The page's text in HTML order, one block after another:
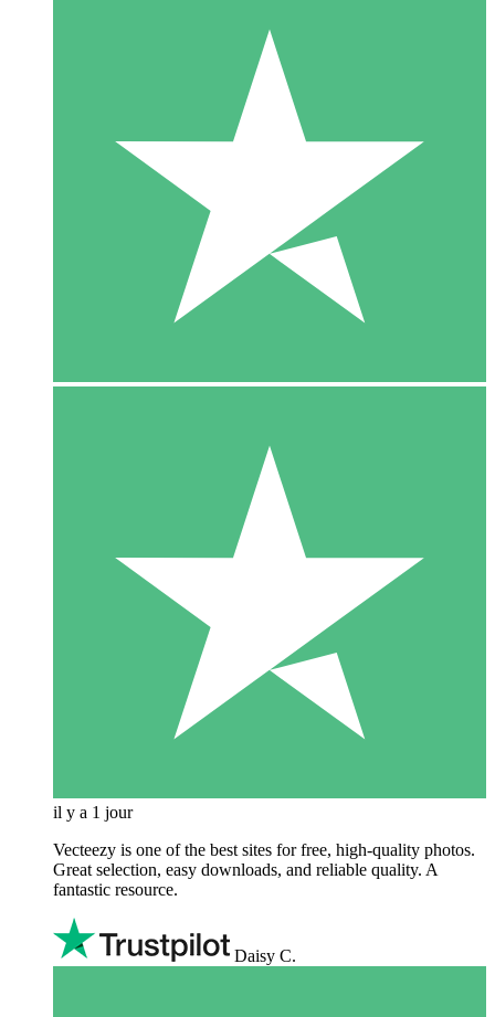
il y a 1 jour
Vecteezy is one of the best sites for free, high‑quality photos.
Great selection, easy downloads, and reliable quality. A
fantastic resource.
Daisy C.